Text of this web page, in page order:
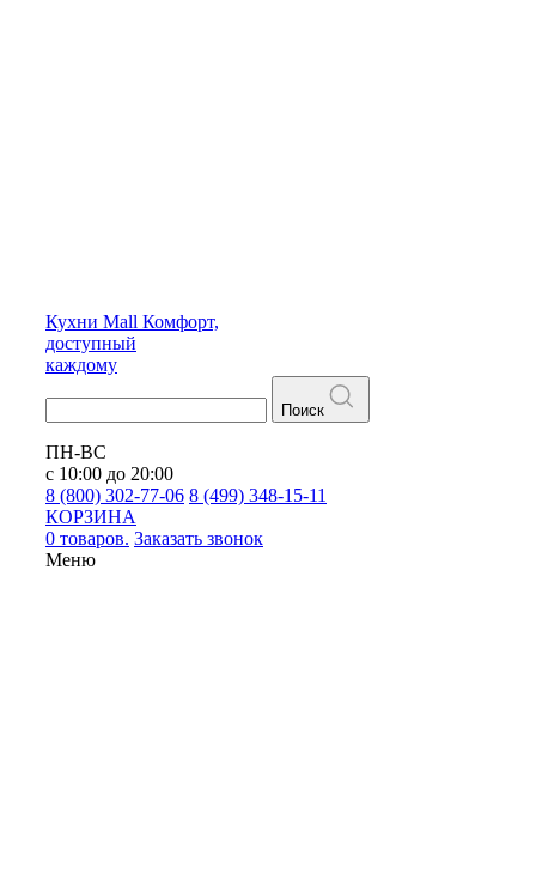
Кухни Mall Комфорт,
доступный
каждому
Поиск
ПН-ВС
с 10:00 до 20:00
8 (800) 302-77-06 8 (499) 348-15-11
КОРЗИНА
0 товаров. Заказать звонок
Меню